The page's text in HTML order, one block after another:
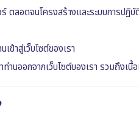
ตลอดจนโครงสร้างและระบบการปฏิบั
ข้าสู่เว็บไซต์ของเรา
านออกจากเว็บไซต์ของเรา รวมถึงเ